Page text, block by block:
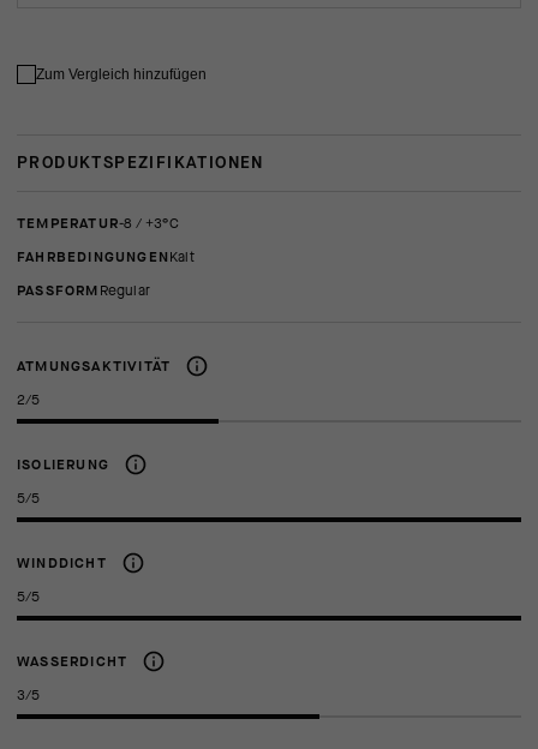
Zum Vergleich hinzufügen
PRODUKTSPEZIFIKATIONEN
TEMPERATUR -8 / +3°C
FAHRBEDINGUNGEN Kalt
PASSFORM regular
ATMUNGSAKTIVITÄT
2/5
ISOLIERUNG
5/5
WINDDICHT
5/5
WASSERDICHT
3/5